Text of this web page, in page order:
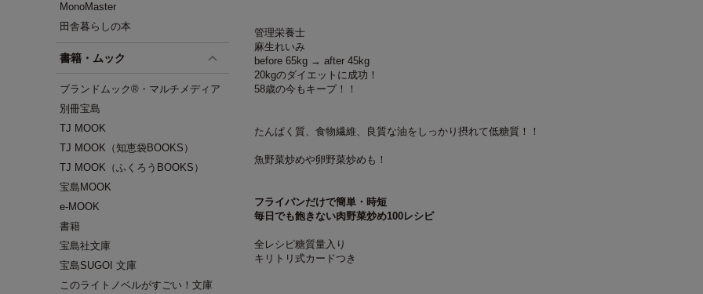
MonoMaster
田舎暮らしの本
書籍・ムック
ブランドムック®・マルチメディア
別冊宝島
TJ MOOK
TJ MOOK（知恵袋BOOKS）
TJ MOOK（ふくろうBOOKS）
宝島MOOK
e-MOOK
書籍
宝島社文庫
宝島SUGOI 文庫
このライトノベルがすごい！文庫
管理栄養士
麻生れいみ
before 65kg → after 45kg
20kgのダイエットに成功！
58歳の今もキープ！！
たんぱく質、食物繊維、良質な油をしっかり摂れて低糖質！！
魚野菜炒めや卵野菜炒めも！
フライパンだけで簡単・時短
毎日でも飽きない肉野菜炒め100レシピ
全レシピ糖質量入り
キリトリ式カードつき